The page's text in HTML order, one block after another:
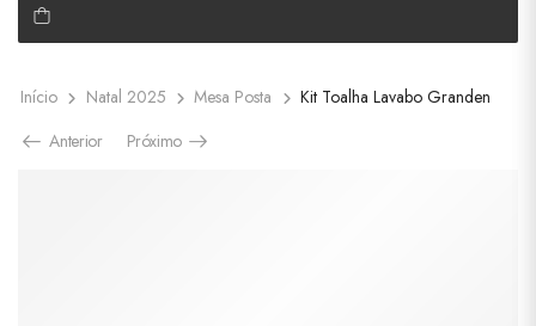
Início Natal 2025 Mesa Posta
Kit Toalha Lavabo Granden
Anterior
Próximo